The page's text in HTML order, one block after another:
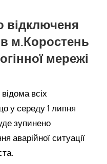
відключеня
м.Коростень
мережі
всіх
у середу 1 липня
зупинено
аварійної ситуації